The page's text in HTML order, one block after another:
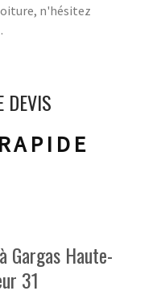
n'hésitez
DEVIS
Gargas Haute-
31